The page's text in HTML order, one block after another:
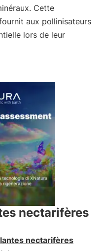
Cette
aux pollinisateurs
lors de leur
nectarifères
nectarifères